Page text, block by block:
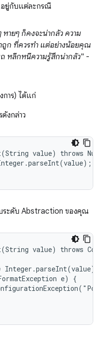
อยู่กับแต่ละกรณี
ายๆ ก็คงจะน่ากลัว ความ
ถูก ที่ควรทำ แต่อย่างน้อยคุณ
หลีกหนีความรู้สึกน่ากลัว" -
าร) ได้แก่
งกล่าว
value) throws
ระดับ Abstraction ของคุณ
value) throws
e) {